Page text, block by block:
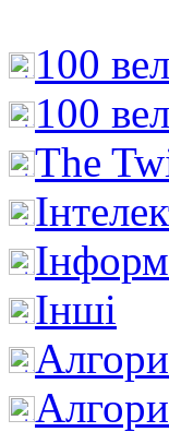
100
100
The
Інші